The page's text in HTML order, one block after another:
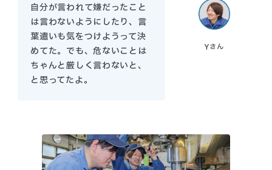
Yさん
自分が言われて嫌だったこと
は言わないようにしたり、言
葉遣いも気をつけようって決
めてた。でも、危ないことは
ちゃんと厳しく言わないと、
と思ってたよ。